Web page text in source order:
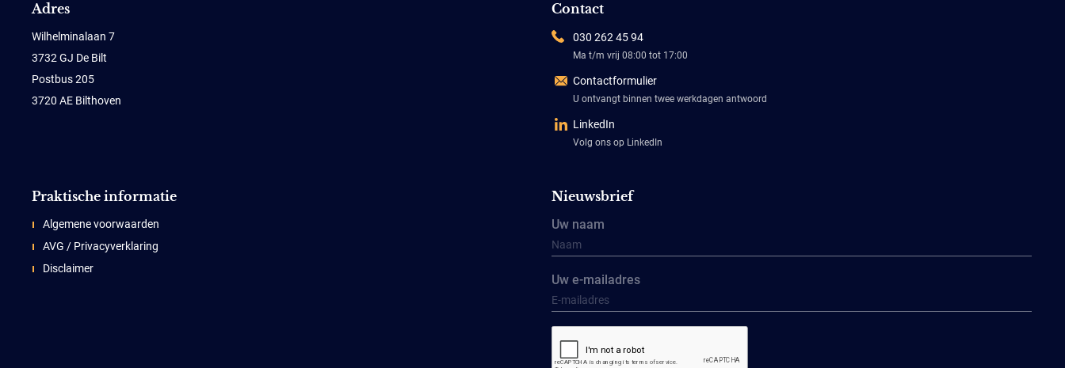
Adres
Wilhelminalaan 7
3732 GJ De Bilt
Postbus 205
3720 AE Bilthoven
Contact
030 262 45 94
Ma t/m vrij 08:00 tot 17:00
Contactformulier
U ontvangt binnen twee werkdagen antwoord
LinkedIn
Volg ons op LinkedIn
Praktische informatie
Algemene voorwaarden
AVG / Privacyverklaring
Disclaimer
Nieuwsbrief
Uw naam
Uw e-mailadres